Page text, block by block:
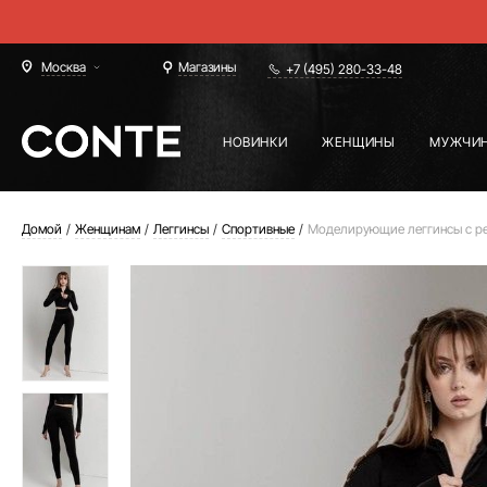
Москва Магазины +7 (495) 280-33-48
НОВИНКИ ЖЕНЩИНЫ
Домой Женщинам Леггинсы Спортивные Моделирующие леггинсы с